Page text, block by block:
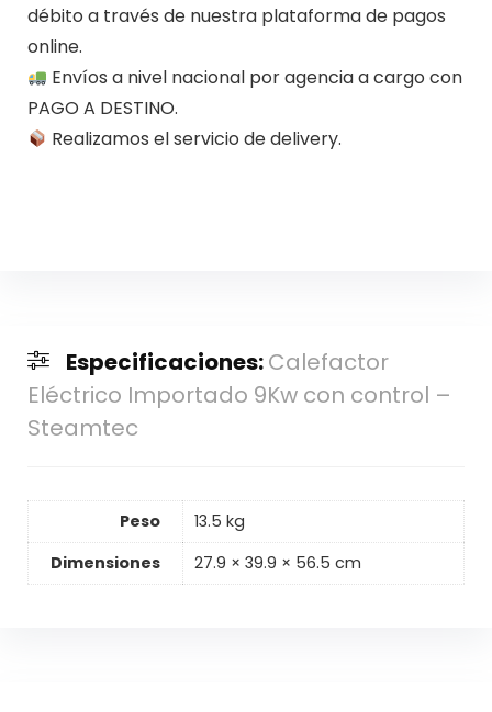
débito a través de nuestra plataforma de pagos
online.
Envíos a nivel nacional por agencia a cargo con
PAGO A DESTINO.
Realizamos el servicio de delivery.
Especificaciones:Calefactor
Eléctrico Importado 9Kw con control –
Steamtec
Peso
13.5 kg
Dimensiones
27.9 × 39.9 × 56.5 cm